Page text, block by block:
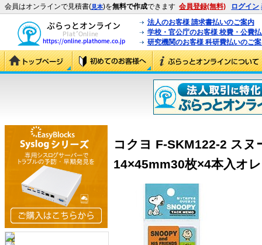
会員はオンラインで見積書(見本)を無料で作成できます 会員登録(無料) ログイン
法人のお客様 請求書払いのご案内
学校・官公庁のお客様 校費・公費
研究機関のお客様 科研費払いのご
コクヨ F-SKM122-2 ス
14×45mm30枚×4本入オ